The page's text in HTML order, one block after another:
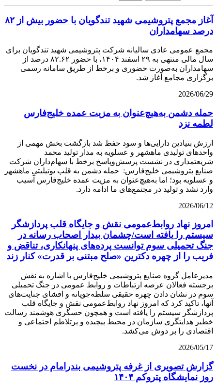
آغاز مجمع پتروشیمی شهید تندگویان با حضور بیش از ۸۲
درصد سهامداران
مجمع عمومی عادی سالیانه شرکت پتروشیمی شهید تندگویان برای
سال مالی منتهی به ۲۹ اسفند ۱۴۰۴، با حضور ۸۲.۶۲ درصد از
سهامداران به‌صورت حضوری و برخط از طریق سامانه رسمی
برگزاری مجامع آغاز شد.
2026/06/29
حمله دشمن به‌هیچ‌عنوان به مزیت عمده خلیج‌فارس
لطمه نزد
ارزش بنیادین دارایی‌ها و سود حفظ شد بازگشت بخش مهمی از
واحدهای تولیدی ماهشهر و عسلویه به مدار تولید محمد
شریعتمداری در نشست پرسش‌وپاسخ برخط با سهام‌داران شرکت
صنایع پتروشیمی خلیج‌فارس: حمله دشمن به قلب یوتیلیتی ماهشهر
و عسلویه بود؛ اما به‌هیچ‌عنوان به مزیت عمده خلیج‌فارس آسیب
وارد نشد و تولید در مجتمع‌های ما ادامه دارد.
2026/06/12
امروز نهاد‌ روابط‌عمومی نقش و جایگاه قلب پردازشگر
سیستم را یافته است/چشمان بیدار اصحاب رسانه‌ در
جنگ تحمیلی سوم‌‌ توانست پرده‌های پنهانکاری، تناقض و
فریب را از چهره دکترین «صلح مبتنی بر قدرت» کنار زند
مدیرعامل گروه صنایع پتروشیمی خلیج‌فارس با اشاره به نقش
برجسته فعالان عرصه ارتباطات و روابط عمومی در جنگ تحمیلی
سوم در نشان دادن چهره حقیقی سلطه‌جویانه و افشای جنایت‌های
آنها، تاکید کرد که امروز نهاد‌ روابط‌عمومی نقش و جایگاه قلب
پردازشگر سیستم را یافته است و همچون حسگری هوشمند رسالت
خطیر هدایتگری سازمان در محیط پیچیده و پرتلاطم اجتماعی و
اقتصادی را بر دوش می‌کشد.
2026/05/17
گزارش تصویری از غرفه پتروشیمی بندرامام در نخست
روز نمایشگاه پتروکم ۱۴۰۴